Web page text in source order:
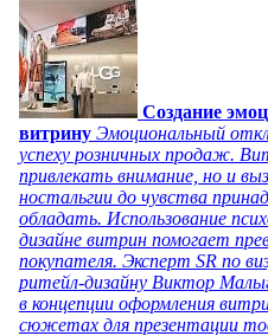
Создание
витрину Эмоциональный
успеху розничных продаж.
привлекать внимание, но и
ностальгии до чувства
обладать. Использование
дизайне витрин помогает
покупателя. Эксперт SR по
ритейл-дизайну Виктор
в концепции оформления
сюжетах для презентации